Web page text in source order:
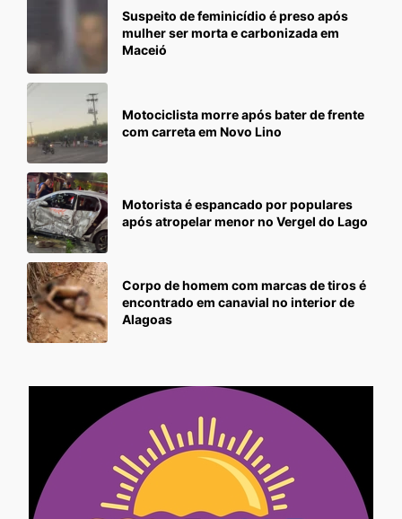
Suspeito de feminicídio é preso após
mulher ser morta e carbonizada em
Maceió
Motociclista morre após bater de frente
com carreta em Novo Lino
Motorista é espancado por populares
após atropelar menor no Vergel do Lago
Corpo de homem com marcas de tiros é
encontrado em canavial no interior de
Alagoas